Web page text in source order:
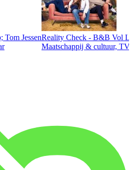
Tom JessenReality Check - B&B Vol
Maatschappij & cultuur,